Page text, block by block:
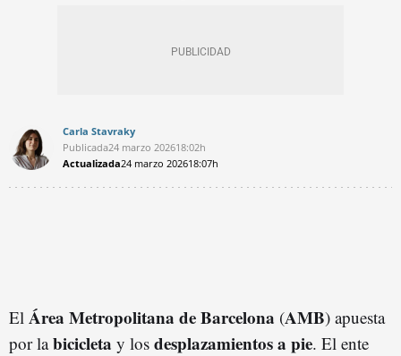
Carla Stavraky
Publicada24 marzo 202618:02h
Actualizada24 marzo 202618:07h
El Área Metropolitana de Barcelona (AMB) apuesta
por labicicleta y los desplazamientos a pie. El ente